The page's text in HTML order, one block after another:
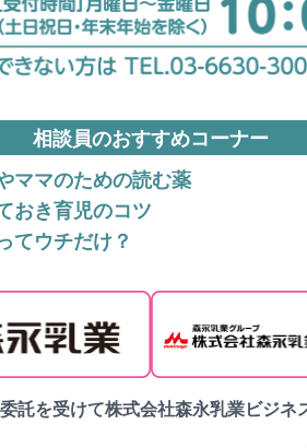
相談員のおすすめコーナー
ママのための読む薬
おき育児のコツ
てウチだけ？
託を受けて株式会社森永乳業ビジネ